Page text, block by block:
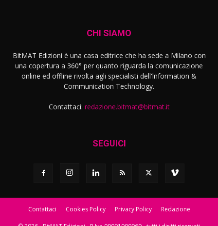
CHI SIAMO
BitMAT Edizioni è una casa editrice che ha sede a Milano con
una copertura a 360° per quanto riguarda la comunicazione
online ed offline rivolta agli specialisti dell'lnformation &
Communication Technology.
Contattaci: redazione.bitmat@bitmat.it
SEGUICI
Contattaci Cookies Policy Privacy Policy Redazione